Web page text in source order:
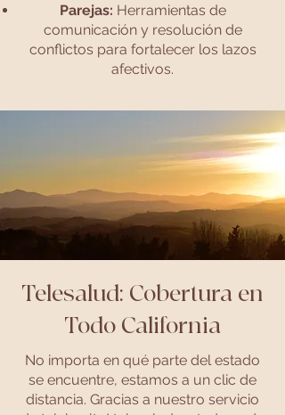
Parejas: Herramientas de
comunicación y resolución de
conflictos para fortalecer los lazos
afectivos.
Telesalud: Cobertura en
Todo California
No importa en qué parte del estado
se encuentre, estamos a un clic de
distancia. Gracias a nuestro servicio